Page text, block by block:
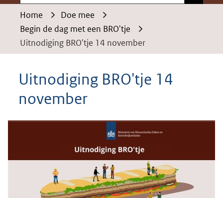
Home
Doe mee
Begin de dag met een BRO'tje
Uitnodiging BRO'tje 14 november
Uitnodiging BRO'tje 14
november